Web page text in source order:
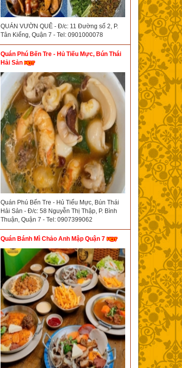
QUÁN VƯỜN QUÊ - Đ/c: 11 Đường số 2, P.
Tân Kiểng, Quận 7 - Tel: 0901000078
Quán Phú Bến Tre - Hủ Tiếu Mực, Bún Thái
Hải Sản
Quán Phú Bến Tre - Hủ Tiếu Mực, Bún Thái
Hải Sản - Đ/c: 58 Nguyễn Thị Thập, P. Bình
Thuận, Quận 7 - Tel: 0907399062
Quán Bánh Mì Chảo Anh Mập Quận 7